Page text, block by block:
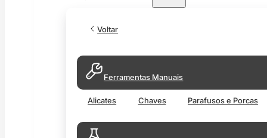
Voltar
Ferramentas Manuais
Alicates Chaves Parafusos e Porcas